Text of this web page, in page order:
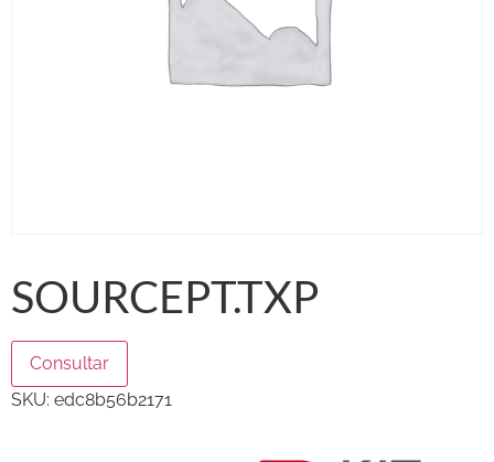
SOURCEPT.TXP
Consultar
SKU: edc8b56b2171